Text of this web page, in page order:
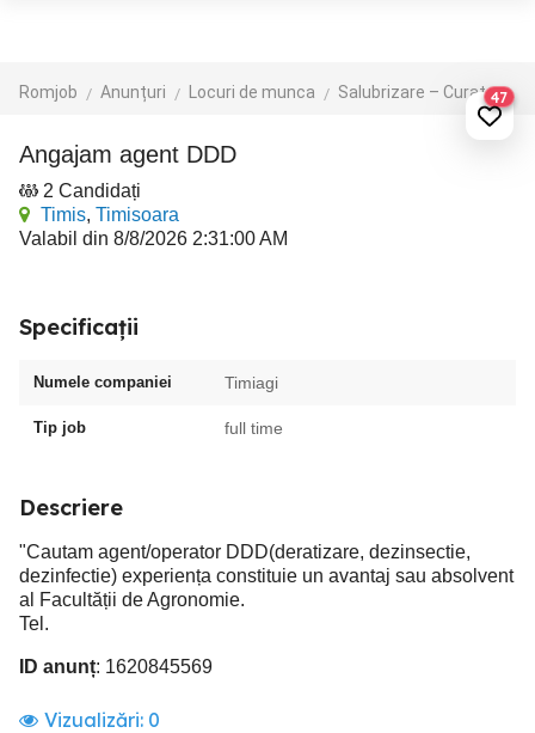
Romjob Anunțuri Locuri de munca Salubrizare – Curatenie – Dezinsectie
47
Angajam agent DDD
2 Candidați
Timis, Timisoara
Valabil din 8/8/2026 2:31:00 AM
Specificații
Numele companiei Timiagi
Tip job full time
Descriere
"Cautam agent/operator DDD(deratizare, dezinsectie,
dezinfectie) experiența constituie un avantaj sau absolvent
al Facultății de Agronomie.
Tel.
ID anunț: 1620845569
Vizualizări: 0